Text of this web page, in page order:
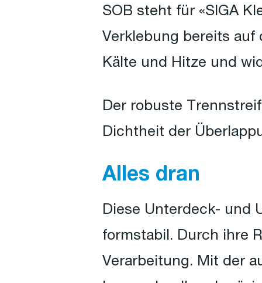
SOB steht für «SIGA
Verklebung bereits auf
Kälte und Hitze und
Der robuste
Dichtheit der
Alles dran
Diese Unterdeck- und
formstabil. Durch ihre
Verarbeitung. Mit der